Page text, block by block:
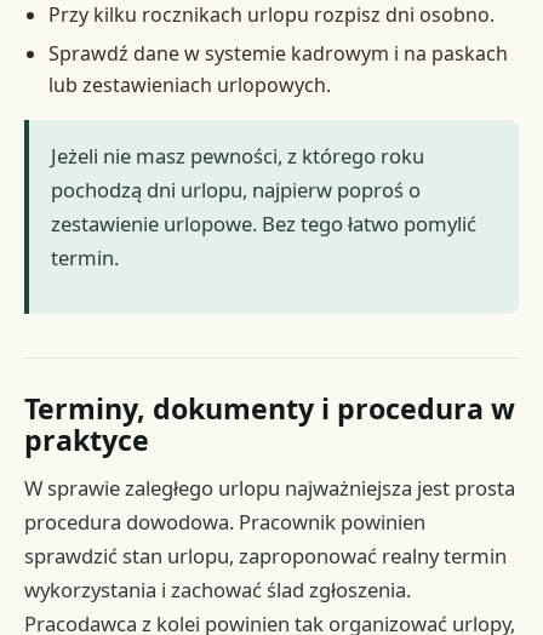
Przy kilku rocznikach urlopu rozpisz dni osobno.
Sprawdź dane w systemie kadrowym i na paskach
lub zestawieniach urlopowych.
Jeżeli nie masz pewności, z którego roku
pochodzą dni urlopu, najpierw poproś o
zestawienie urlopowe. Bez tego łatwo pomylić
termin.
Terminy, dokumenty i procedura w
praktyce
W sprawie zaległego urlopu najważniejsza jest prosta
procedura dowodowa. Pracownik powinien
sprawdzić stan urlopu, zaproponować realny termin
wykorzystania i zachować ślad zgłoszenia.
Pracodawca z kolei powinien tak organizować urlopy,